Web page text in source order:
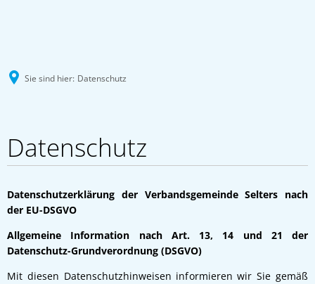
Sie sind hier: Datenschutz
Datenschutz
Datenschutzerklärung der Verbandsgemeinde Selters nach
der EU-DSGVO
Allgemeine Information nach Art. 13, 14 und 21 der
Datenschutz-Grundverordnung (DSGVO)
Mit diesen Datenschutzhinweisen informieren wir Sie gemäß